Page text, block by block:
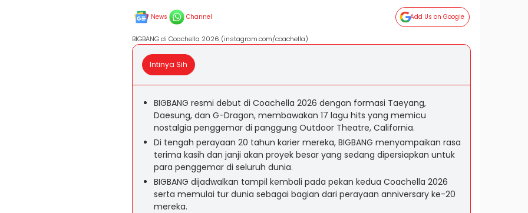
News Channel Add Us on Google
BIGBANG di Coachella 2026 (instagram.com/coachella)
Intinya Sih
BIGBANG resmi debut di Coachella 2026 dengan formasi Taeyang,
Daesung, dan G-Dragon, membawakan 17 lagu hits yang memicu
nostalgia penggemar di panggung Outdoor Theatre, California.
Di tengah perayaan 20 tahun karier mereka, BIGBANG menyampaikan rasa
terima kasih dan janji akan proyek besar yang sedang dipersiapkan untuk
para penggemar di seluruh dunia.
BIGBANG dijadwalkan tampil kembali pada pekan kedua Coachella 2026
serta memulai tur dunia sebagai bagian dari perayaan anniversary ke-20
mereka.